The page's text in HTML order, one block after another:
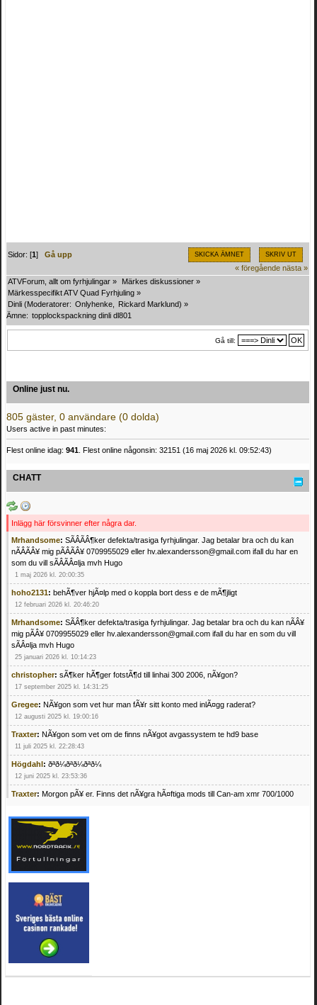
SKICKA ÄMNET SKRIV UT
Sidor: [1]Gå upp
« föregående nästa »
ATVForum, allt om fyrhjulingar » Märkes diskussioner »
Märkesspecifikt ATV Quad Fyrhjuling »
Dinli (Moderatorer: Onlyhenke Rickard Marklund) »
Ämne: topplockspackning dinli dl801
Gå till:
Online just nu.
805 gäster, 0 användare (0 dolda)
Users active in past minutes:
Flest online idag: 941 . Flest online någonsin: 32151 (16 maj 2026 kl. 09:52:43)
CHATT
Inlägg här försvinner efter några dar.
Mrhandsome: SÃÂÃÂ¶ker defekta/trasiga fyrhjulingar. Jag betalar bra och du kan
nÃÂÃÂ¥ mig pÃÂÃÂ¥ 0709955029 eller hv.alexandersson@gmail.com ifall du har en
som du vill sÃÂÃÂ¤lja mvh Hugo
1 maj 2026 kl. 20:00:35
hoho2131: behÃ¶ver hjÃ¤lp med o koppla bort dess e de mÃ¶jligt
12 februari 2026 kl. 20:46:20
Mrhandsome: SÃÂ¶ker defekta/trasiga fyrhjulingar. Jag betalar bra och du kan nÃÂ¥
mig pÃÂ¥ 0709955029 eller hv.alexandersson@gmail.com ifall du har en som du vill
sÃÂ¤lja mvh Hugo
25 januari 2026 kl. 10:14:23
christopher: sÃ¶ker hÃ¶ger fotstÃ¶d till linhai 300 2006, nÃ¥gon?
17 september 2025 kl. 14:31:25
Gregee: NÃ¥gon som vet hur man fÃ¥r sitt konto med inlÃ¤gg raderat?
12 augusti 2025 kl. 19:00:16
Traxter: NÃ¥gon som vet om de finns nÃ¥got avgassystem te hd9 base
11 juli 2025 kl. 22:28:43
Högdahl : ðªð¼ðªð¼ðªð¼
12 juni 2025 kl. 23:53:36
Traxter: Morgon pÃ¥ er. Finns det nÃ¥gra hÃ¤ftiga mods till Can-am xmr 700/1000
Mrhandsome:SÃ¶ker defekta/trasiga fyrhjulingar. Jag betalar bra och du kan nÃ¥ mig
pÃ¥ 0709955029 eller hv.alexandersson@gmail.com ifall du har en som du vill sÃ¤lja
mvh Hugo
21 februari 2025 kl. 09:25:52
4 februari 2025 kl. 19:20:50
Oscar5:44
4 februari 2025 kl. 19:15:36
Greger59:NÃ¤gon som vet har en Cetek 500 EFI
15 januari 2025 kl. 23:49:44
Mrhandsome:SÃÂ¶ker defekta/trasiga fyrhjulingar. Jag betalar bra och du kan nÃÂ¥